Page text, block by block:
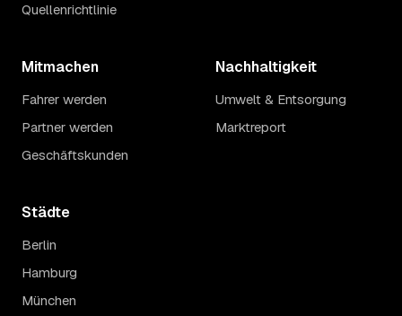
Quellenrichtlinie
Mitmachen
Fahrer werden
Partner werden
Geschäftskunden
Nachhaltigkeit
Umwelt & Entsorgung
Marktreport
Städte
Berlin
Hamburg
München